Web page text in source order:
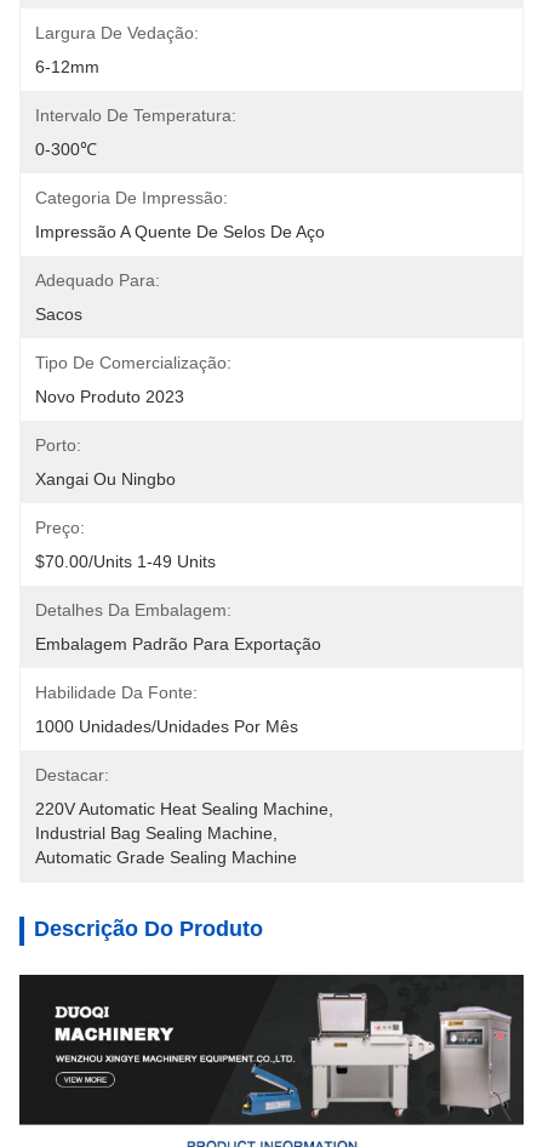
Largura De Vedação:
6-12mm
Intervalo De Temperatura:
0-300℃
Categoria De Impressão:
Impressão A Quente De Selos De Aço
Adequado Para:
Sacos
Tipo De Comercialização:
Novo Produto 2023
Porto:
Xangai Ou Ningbo
Preço:
$70.00/units 1-49 Units
Detalhes Da Embalagem:
Embalagem Padrão Para Exportação
Habilidade Da Fonte:
1000 Unidades/unidades Por Mês
Destacar:
220V Automatic Heat Sealing Machine
Industrial Bag Sealing Machine
Automatic Grade Sealing Machine
Descrição Do Produto